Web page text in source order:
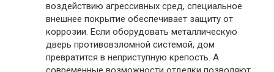
воздействию агрессивных сред, специальное
внешнее покрытие обеспечивает защиту от
коррозии. Если оборудовать металлическую
дверь противовзломной системой, дом
превратится в неприступную крепость. А